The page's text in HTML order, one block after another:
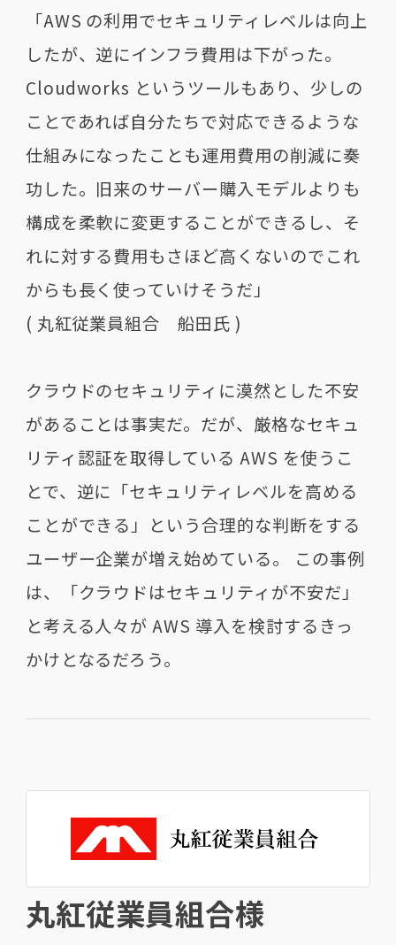
「AWS の利用でセキュリティレベルは向上
したが、逆にインフラ費用は下がった。
Cloudworks というツールもあり、少しの
ことであれば自分たちで対応できるような
仕組みになったことも運用費用の削減に奏
功した。旧来のサーバー購入モデルよりも
構成を柔軟に変更することができるし、そ
れに対する費用もさほど高くないのでこれ
からも長く使っていけそうだ」
( 丸紅従業員組合 船田氏 )
クラウドのセキュリティに漠然とした不安
があることは事実だ。だが、厳格なセキュ
リティ認証を取得している AWS を使うこ
とで、逆に「セキュリティレベルを高める
ことができる」という合理的な判断をする
ユーザー企業が増え始めている。 この事例
は、「クラウドはセキュリティが不安だ」
と考える人々が AWS 導入を検討するきっ
かけとなるだろう。
丸紅従業員組合様